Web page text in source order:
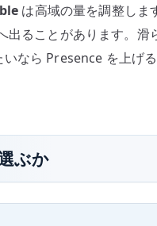
は高域の量を調整しま
ることがあります。滑
なら Presence を上げ
ぶか